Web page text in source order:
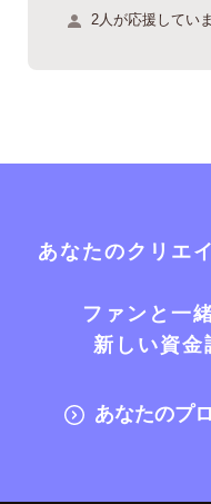
2人が応援してい
あなたのクリエ
ファンと一
新しい資金
あなたのプ